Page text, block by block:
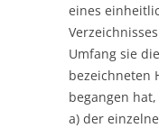
eines
Umfang sie
bezeichneten
begangen
a) der